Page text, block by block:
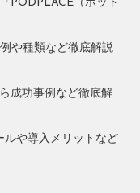
PODPLACE（ポッド
や種類など徹底解説
成功事例など徹底解
ルや導入メリットなど